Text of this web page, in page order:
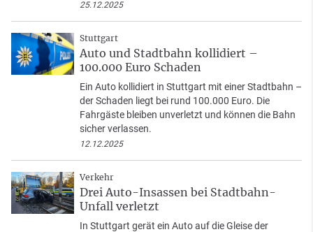
25.12.2025
Stuttgart
Auto und Stadtbahn kollidiert –
100.000 Euro Schaden
Ein Auto kollidiert in Stuttgart mit einer Stadtbahn –
der Schaden liegt bei rund 100.000 Euro. Die
Fahrgäste bleiben unverletzt und können die Bahn
sicher verlassen.
12.12.2025
Verkehr
Drei Auto-Insassen bei Stadtbahn-
Unfall verletzt
In Stuttgart gerät ein Auto auf die Gleise der